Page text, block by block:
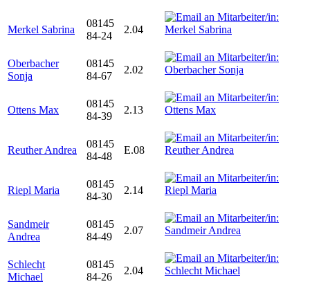
Merkel Sabrina
08145
84-24
2.04
Oberbacher
Sonja
08145
84-67
2.02
Ottens Max
08145
84-39
2.13
Reuther Andrea
08145
84-48
E.08
Riepl Maria
08145
84-30
2.14
Sandmeir
Andrea
08145
84-49
2.07
Schlecht
Michael
08145
84-26
2.04